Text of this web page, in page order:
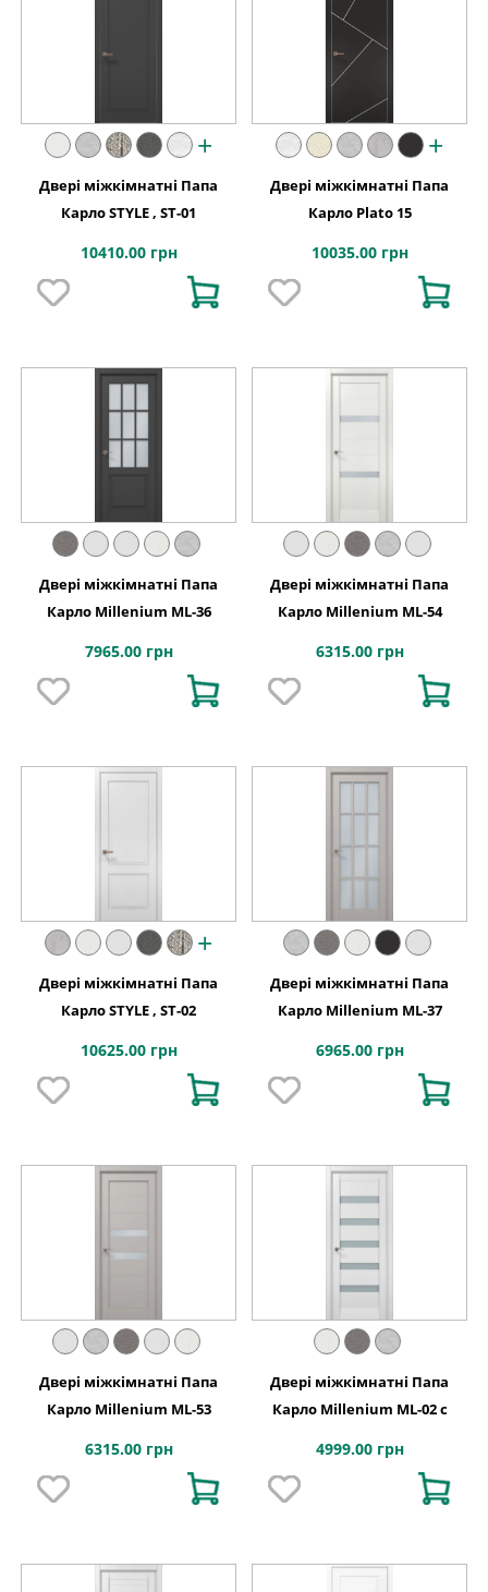
+
Двері міжкімнатні Папа
Карло STYLE , ST-01
10410.00 грн
+
Двері міжкімнатні Папа
Карло Plato 15
10035.00 грн
Двері міжкімнатні Папа
Карло Millenium ML-36
7965.00 грн
Двері міжкімнатні Папа
Карло Millenium ML-54
6315.00 грн
+
Двері міжкімнатні Папа
Карло STYLE , ST-02
10625.00 грн
Двері міжкімнатні Папа
Карло Millenium ML-37
6965.00 грн
Двері міжкімнатні Папа
Карло Millenium ML-53
6315.00 грн
Двері міжкімнатні Папа
Карло Millenium ML-02 с
4999.00 грн